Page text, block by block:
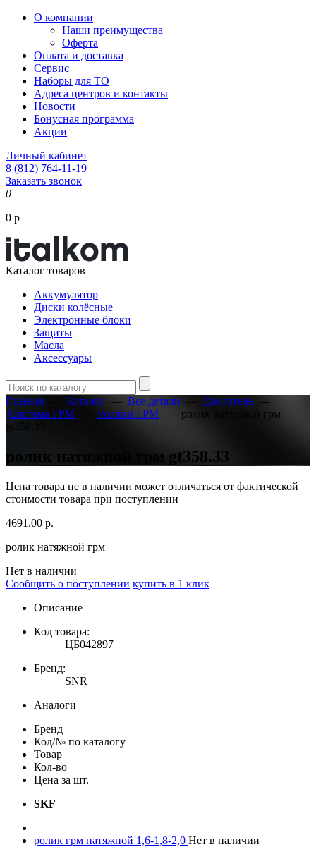
О компании
Наши преимущества
Оферта
Оплата и доставка
Сервис
Наборы для ТО
Адреса центров и контакты
Новости
Бонусная программа
Акции
Личный кабинет
8 (812) 764-11-19
Заказать звонок
0
0 р
Каталог товаров
Аккумулятор
Диски колёсные
Электронные блоки
Защиты
Масла
Аксессуары
Главная Каталог — Все детали — Двигатель —
Система ГРМ
Ролики ГРМ — ролик натяжной грм
gt358.33
ролик натяжной грм gt358.33
Цена товара не в наличии может отличаться от фактической
стоимости товара при поступлении
4691.00 р.
ролик натяжной грм
Нет в наличии
Сообщить о поступлении купить в 1 клик
Описание
Код товара:
ЦБ042897
Бренд:
SNR
Аналоги
Бренд
Код/№ по каталогу
Товар
Кол-во
Цена за шт.
SKF
ролик грм натяжной 1,6-1,8-2,0 Нет в наличии